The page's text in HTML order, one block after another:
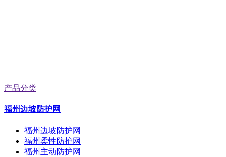
产品分类
福州边坡防护网
福州边坡防护网
福州柔性防护网
福州主动防护网